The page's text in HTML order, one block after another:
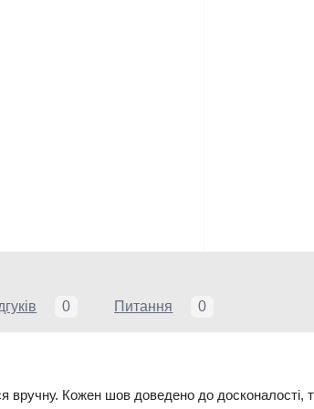
0 Питання 0
Кожен шов доведено до досконалості,